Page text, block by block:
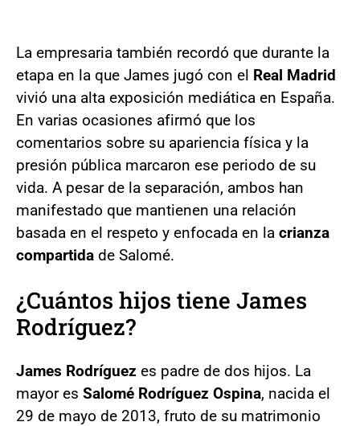
La empresaria también recordó que durante la
etapa en la que James jugó con el Real Madrid
vivió una alta exposición mediática en España.
En varias ocasiones afirmó que los
comentarios sobre su apariencia física y la
presión pública marcaron ese periodo de su
vida. A pesar de la separación, ambos han
manifestado que mantienen una relación
basada en el respeto y enfocada en la crianza
compartida de Salomé.
¿Cuántos hijos tiene James
Rodríguez?
James Rodríguez es padre de dos hijos. La
mayor es Salomé Rodríguez Ospina, nacida el
29 de mayo de 2013, fruto de su matrimonio